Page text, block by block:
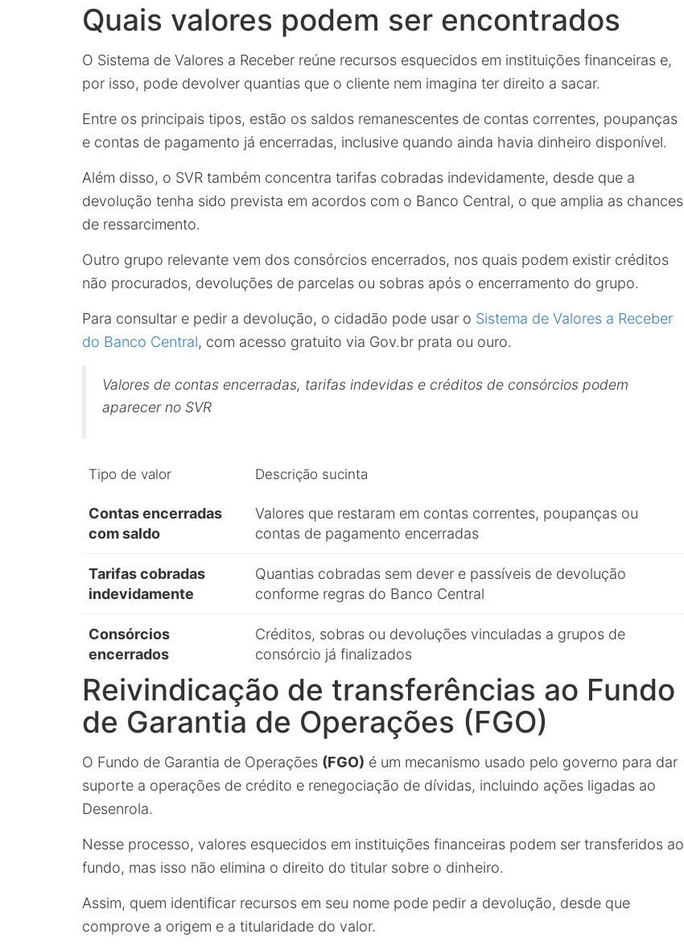
Quais valores podem ser encontrados
O Sistema de Valores a Receber reúne recursos esquecidos em instituições financeiras e,
por isso, pode devolver quantias que o cliente nem imagina ter direito a sacar.
Entre os principais tipos, estão os saldos remanescentes de contas correntes, poupanças
e contas de pagamento já encerradas, inclusive quando ainda havia dinheiro disponível.
Além disso, o SVR também concentra tarifas cobradas indevidamente, desde que a
devolução tenha sido prevista em acordos com o Banco Central, o que amplia as chances
de ressarcimento.
Outro grupo relevante vem dos consórcios encerrados, nos quais podem existir créditos
não procurados, devoluções de parcelas ou sobras após o encerramento do grupo.
Para consultar e pedir a devolução, o cidadão pode usar o Sistema de Valores a Receber
do Banco Central, com acesso gratuito via Gov.br prata ou ouro.
Valores de contas encerradas, tarifas indevidas e créditos de consórcios podem
aparecer no SVR
Tipo de valor Descrição sucinta
Contas encerradas
com saldo
Valores que restaram em contas correntes, poupanças ou
contas de pagamento encerradas
Tarifas cobradas
indevidamente
Quantias cobradas sem dever e passíveis de devolução
conforme regras do Banco Central
Consórcios
encerrados
Créditos, sobras ou devoluções vinculadas a grupos de
consórcio já finalizados
Reivindicação de transferências ao Fundo
de Garantia de Operações (FGO)
O Fundo de Garantia de Operações (FGO) é um mecanismo usado pelo governo para dar
suporte a operações de crédito e renegociação de dívidas, incluindo ações ligadas ao
Desenrola.
Nesse processo, valores esquecidos em instituições financeiras podem ser transferidos ao
fundo, mas isso não elimina o direito do titular sobre o dinheiro.
Assim, quem identificar recursos em seu nome pode pedir a devolução, desde que
comprove a origem e a titularidade do valor.